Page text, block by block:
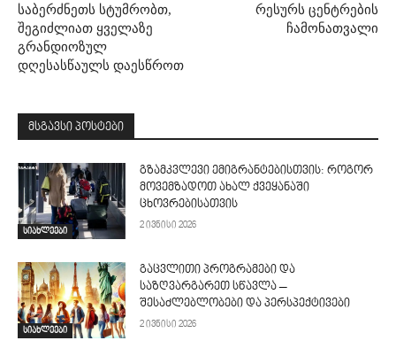
საბერძნეთს სტუმრობთ,
შეგიძლიათ ყველაზე
გრანდიოზულ
დღესასწაულს დაესწროთ
რესურს ცენტრების
ჩამონათვალი
მსგავსი პოსტები
სიახლეები
გზამკვლევი ემიგრანტებისთვის: როგორ
მოვემზადოთ ახალ ქვეყანაში
ცხოვრებისათვის
2 ივნისი 2026
სიახლეები
გაცვლითი პროგრამები და
საზღვარგარეთ სწავლა –
შესაძლებლობები და პერსპექტივები
2 ივნისი 2026